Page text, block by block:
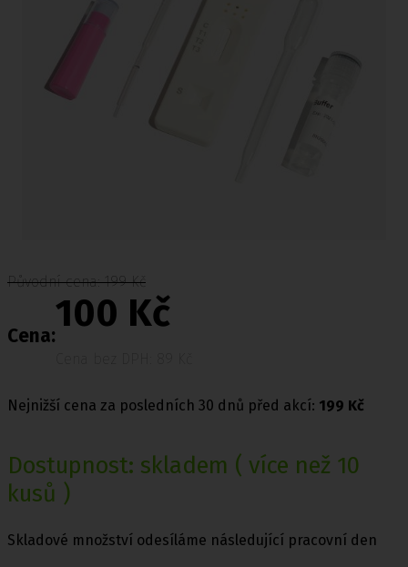
Původní cena: 199 Kč
Cena:
100 Kč
Nejnižší cena za posledních 30 dnů před akcí: 199 Kč
Dostupnost: skladem ( více než 10
kusů )
Skladové množství odesíláme následující pracovní den